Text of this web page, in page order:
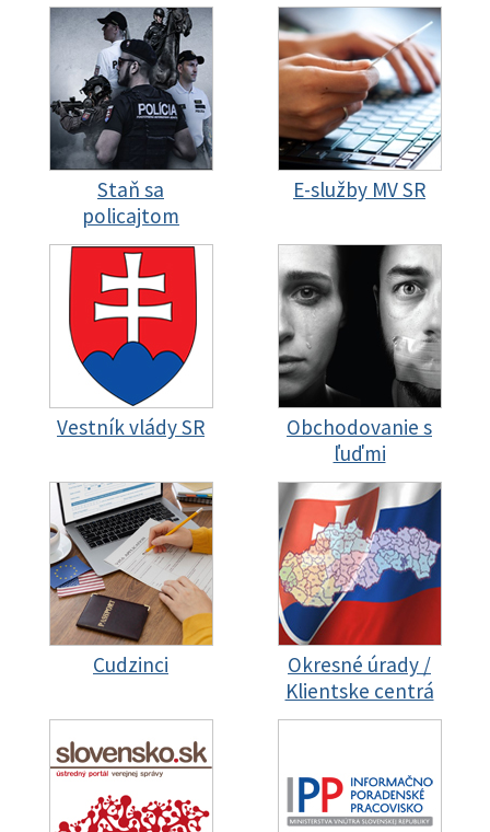
Staň sa
policajtom
E-služby MV SR
Vestník vlády SR
Obchodovanie s
ľuďmi
Cudzinci
Okresné úrady /
Klientske centrá